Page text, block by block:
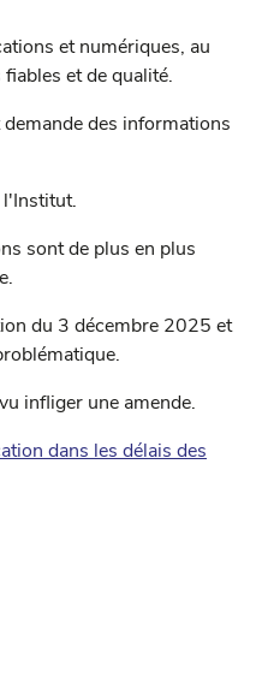
et numériques, au
et de qualité.
des informations
l'Institut.
sont de plus en plus
du 3 décembre 2025 et
infliger une amende.
dans les délais des